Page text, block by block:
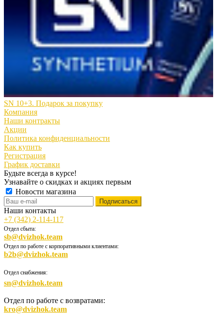
SN 10+3. Подарок за покупку
Компания
Наши контракты
Акции
Политика конфиденциальности
Как купить
Регистрация
График доставки
Будьте всегда в курсе!
Узнавайте о скидках и акциях первым
Новости магазина
Наши контакты
+7 (342) 2-114-117
Отдел сбыта:
sb@dvizhok.team
Отдел по работе с корпоративными клиентами:
b2b@dvizhok.team
Отдел снабжения:
sn@dvizhok.team
Отдел по работе с возвратами:
kro@dvizhok.team